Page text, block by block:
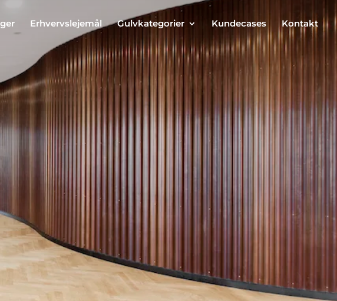
Erhvervslejemål Gulvkategorier Kundecases Kontakt